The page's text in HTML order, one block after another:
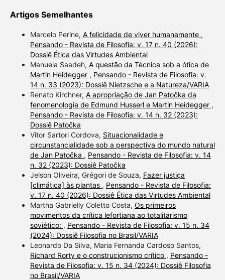
Artigos Semelhantes
Marcelo Perine, A felicidade de viver humanamente ,
Pensando - Revista de Filosofia: v. 17 n. 40 (2026):
Dossiê Ética das Virtudes Ambiental
Manuela Saadeh, A questão da Técnica sob a ótica de
Martin Heidegger , Pensando - Revista de Filosofia: v.
14 n. 33 (2023): Dossiê Nietzsche e a Natureza/VARIA
Renato Kirchner, A apropriação de Jan Patočka da
fenomenologia de Edmund Husserl e Martin Heidegger ,
Pensando - Revista de Filosofia: v. 14 n. 32 (2023):
Dossiê Patočka
Vitor Sartori Cordova, Situacionalidade e
circunstancialidade sob a perspectiva do mundo natural
de Jan Patočka , Pensando - Revista de Filosofia: v. 14
n. 32 (2023): Dossiê Patočka
Jelson Oliveira, Grégori de Souza, Fazer justiça
[climática] às plantas , Pensando - Revista de Filosofia:
v. 17 n. 40 (2026): Dossiê Ética das Virtudes Ambiental
Martha Gabrielly Coletto Costa, Os primeiros
movimentos da crítica lefortiana ao totalitarismo
soviético: , Pensando - Revista de Filosofia: v. 15 n. 34
(2024): Dossiê Filosofia no Brasil/VARIA
Leonardo Da Silva, Maria Fernanda Cardoso Santos,
Richard Rorty e o construcionismo crítico , Pensando -
Revista de Filosofia: v. 15 n. 34 (2024): Dossiê Filosofia
no Brasil/VARIA